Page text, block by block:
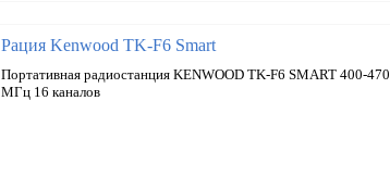
Рация Kenwood TK-F6 Smart
Портативная радиостанция KENWOOD TK-F6 SMART 400-470
МГц 16 каналов